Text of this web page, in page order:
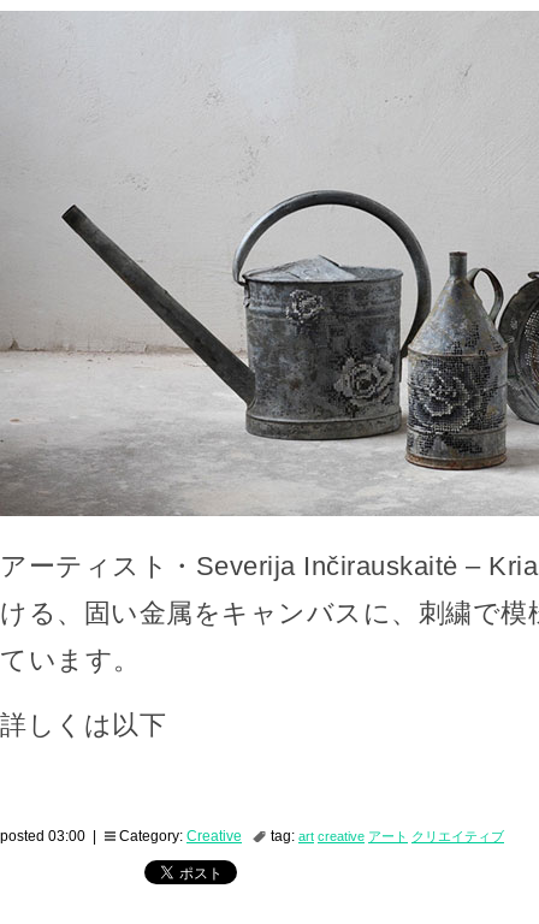
アーティスト・Severija Inčirauskaitė –
ける、固い金属をキャンバスに、刺繍で模
ています。
詳しくは以下
posted 03:00 | Category: Creative tag: art creative アート クリエイティブ